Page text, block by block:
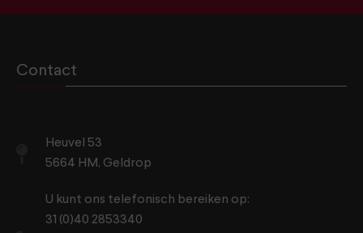
Contact
Heuvel 53
5664 HM, Geldrop
U kunt ons telefonisch bereiken op:
31 (0)40 2853340